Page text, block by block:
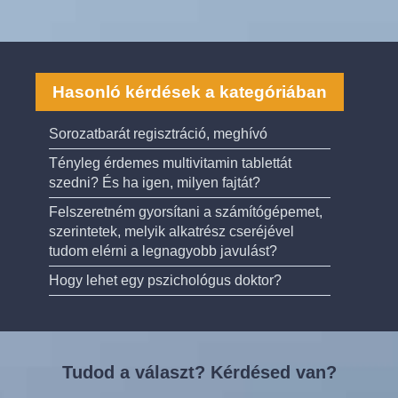
Hasonló kérdések a kategóriában
Sorozatbarát regisztráció, meghívó
Tényleg érdemes multivitamin tablettát
szedni? És ha igen, milyen fajtát?
Felszeretném gyorsítani a számítógépemet,
szerintetek, melyik alkatrész cseréjével
tudom elérni a legnagyobb javulást?
Hogy lehet egy pszichológus doktor?
Tudod a választ? Kérdésed van?